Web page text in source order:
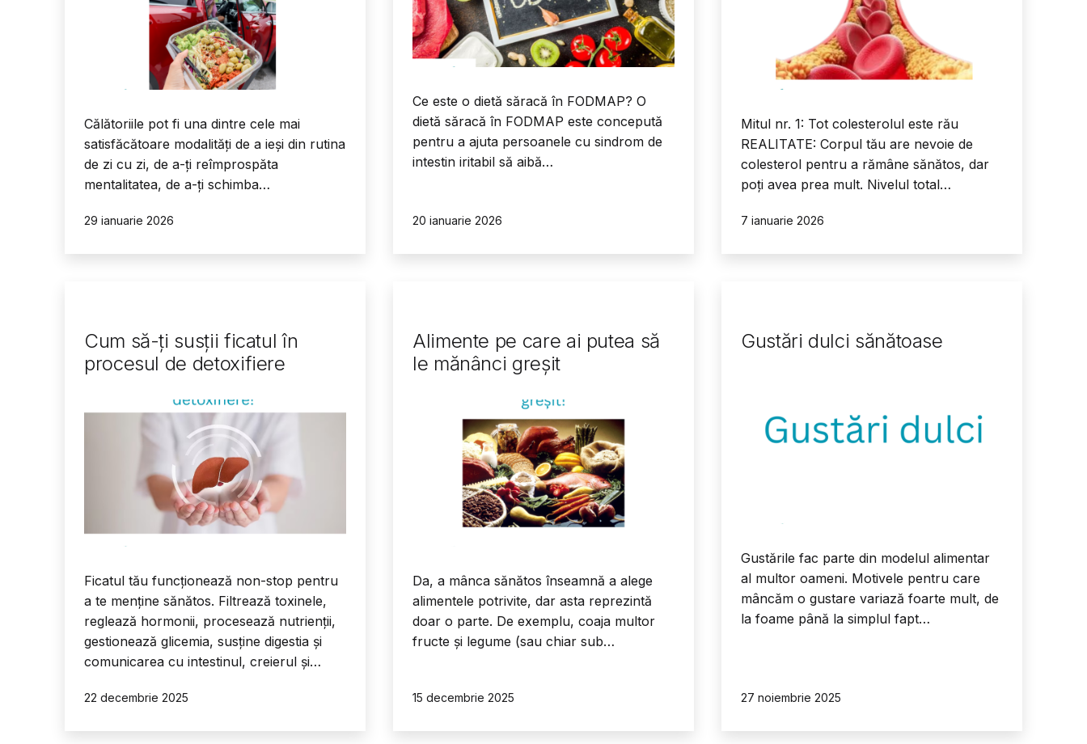
Călătoriile pot fi una dintre cele mai
satisfăcătoare modalități de a ieși din rutina
de zi cu zi, de a-ți reîmprospăta
mentalitatea, de a-ți schimba…
Publicat
29 ianuarie 2026
Ce este o dietă săracă în FODMAP? O
dietă săracă în FODMAP este concepută
pentru a ajuta persoanele cu sindrom de
intestin iritabil să aibă…
Publicat
20 ianuarie 2026
Mitul nr. 1: Tot colesterolul este rău
REALITATE: Corpul tău are nevoie de
colesterol pentru a rămâne sănătos, dar
poți avea prea mult. Nivelul total…
Publicat
7 ianuarie 2026
Cum să-ți susții ficatul în
procesul de detoxifiere
Ficatul tău funcționează non-stop pentru
a te menține sănătos. Filtrează toxinele,
reglează hormonii, procesează nutrienții,
gestionează glicemia, susține digestia și
comunicarea cu intestinul, creierul și…
Publicat
22 decembrie 2025
Alimente pe care ai putea să
le mănânci greșit
Da, a mânca sănătos înseamnă a alege
alimentele potrivite, dar asta reprezintă
doar o parte. De exemplu, coaja multor
fructe și legume (sau chiar sub…
Publicat
15 decembrie 2025
Gustări dulci sănătoase
Gustările fac parte din modelul alimentar
al multor oameni. Motivele pentru care
mâncăm o gustare variază foarte mult, de
la foame până la simplul fapt…
Publicat
27 noiembrie 2025